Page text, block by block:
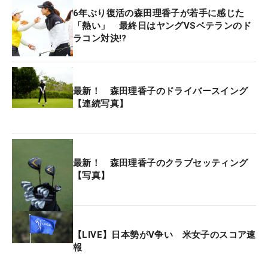
6年ぶり復活の森田理香子が若手に感じた
「熱い」 最終日はヤングVSベテランのド
ラコン対決!?
最新！ 森田理香子のドライバースイング
【連続写真】
最新！ 森田理香子のクラブセッティング
【写真】
【LIVE】日本勢がV争い 米女子のスコア速
報